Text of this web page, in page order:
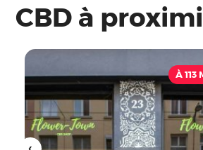
CBD à
À 113